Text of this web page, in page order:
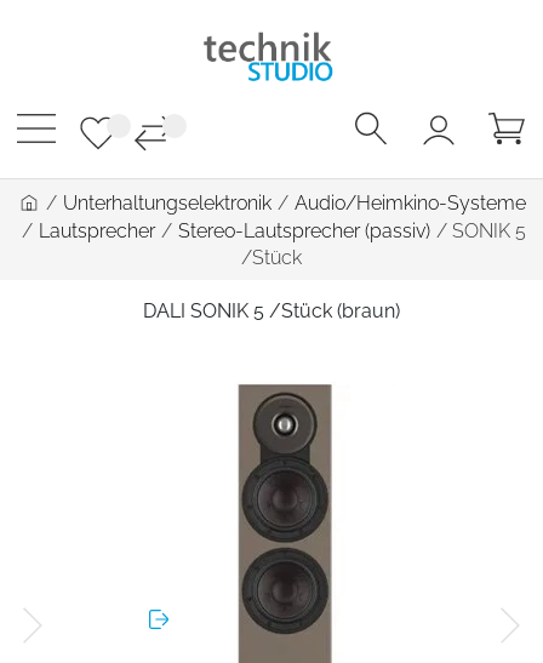
/ Unterhaltungselektronik / Audio/Heimkino-Systeme
/ Lautsprecher / Stereo-Lautsprecher (passiv) / SONIK 5
/Stück
DALI SONIK 5 /Stück (braun)